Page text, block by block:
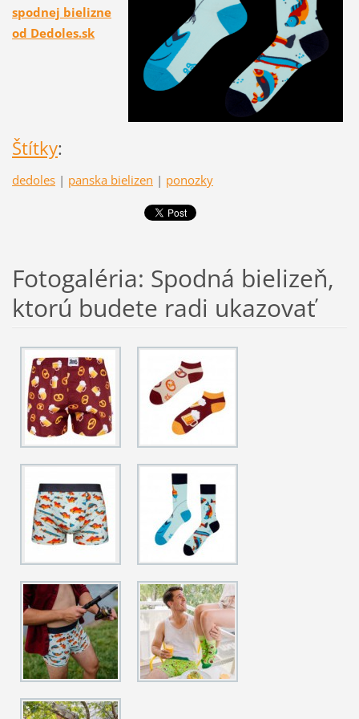
spodnej bielizne
od Dedoles.sk
Štítky:
dedoles | panska bielizen | ponozky
Fotogaléria: Spodná bielizeň,
ktorú budete radi ukazovať